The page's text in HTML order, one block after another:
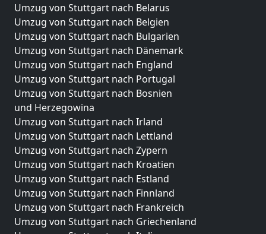
Umzug von Stuttgart nach Belarus
Umzug von Stuttgart nach Belgien
Umzug von Stuttgart nach Bulgarien
Umzug von Stuttgart nach Dänemark
Umzug von Stuttgart nach England
Umzug von Stuttgart nach Portugal
Umzug von Stuttgart nach Bosnien
und Herzegowina
Umzug von Stuttgart nach Irland
Umzug von Stuttgart nach Lettland
Umzug von Stuttgart nach Zypern
Umzug von Stuttgart nach Kroatien
Umzug von Stuttgart nach Estland
Umzug von Stuttgart nach Finnland
Umzug von Stuttgart nach Frankreich
Umzug von Stuttgart nach Griechenland